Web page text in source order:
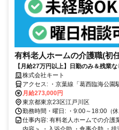
有料老人ホームの介護職(
【月給27万円以上】日勤のみ＆残業
相談可｜未経験・ブランクOK
株式会社キート
アクセス: ・京葉線「葛西臨海公園駅」より車で7分 ・「南葛西中学
校前」バス停より徒歩4分
月給273,000円
東京都東京23区江戸川区
勤務時間・曜日: ・9:00～18:00（
仕事内容: 有料老人ホームでの介護